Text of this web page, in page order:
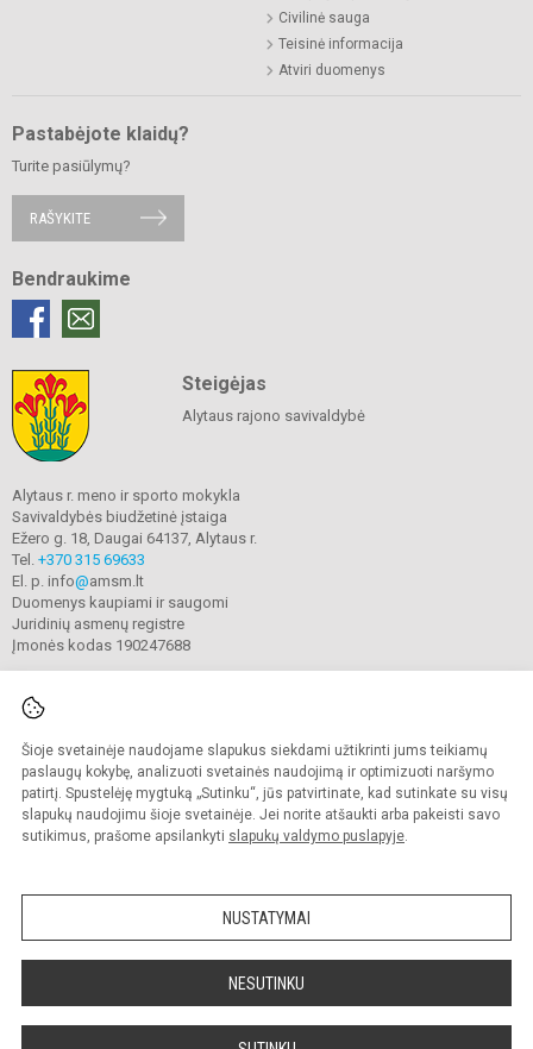
Šioje svetainėje naudojame slapukus siekdami užtikrinti jums teikiamų
paslaugų kokybę, analizuoti svetainės naudojimą ir optimizuoti naršymo
patirtį. Spustelėję mygtuką „Sutinku“, jūs patvirtinate, kad sutinkate su visų
slapukų naudojimu šioje svetainėje. Jei norite atšaukti arba pakeisti savo
sutikimus, prašome apsilankyti slapukų valdymo puslapyje.
NUSTATYMAI
NESUTINKU
Civilinė sauga
Teisinė informacija
Atviri duomenys
Pastabėjote klaidų?
Turite pasiūlymų?
RAŠYKITE
Bendraukime
Steigėjas
Alytaus rajono savivaldybė
Alytaus r. meno ir sporto mokykla
Savivaldybės biudžetinė įstaiga
Ežero g. 18, Daugai 64137, Alytaus r.
Tel. +370 315 69633
El. p. info@amsm.lt
Duomenys kaupiami ir saugomi
Juridinių asmenų registre
Įmonės kodas 190247688
© 2020. Alytaus r. meno ir sporto mokykla. Visos teisės saugomos.
Kopijuoti turinį be raštiško mokyklos sutikimo griežtai draudžiama.
Prieinamumo paraiška Slapukų valdymas
Sumanus būdas atnaujinti